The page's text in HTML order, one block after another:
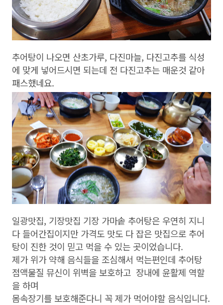
추어탕이 나오면 산초가루, 다진마늘, 다진고추를 식성
에 맞게 넣어드시면 되는데 전 다진고추는 매운것 같아
패스했네요.
일광맛집, 기장맛집 기장 가마솥 추어탕은 우연히 지니
다 들어간집이지만 가격도 맛도 다 잡은 맛집으로 추어
탕이 진한 것이 믿고 먹을 수 있는 곳이었습니다.
제가 위가 약해 음식들을 조심해서 먹는편인데 추어탕
점액물질 뮤신이 위벽을 보호하고 장내에 윤활제 역할
을 하며
몸속장기를 보호해준다니 꼭 제가 먹어야할 음식입니다.